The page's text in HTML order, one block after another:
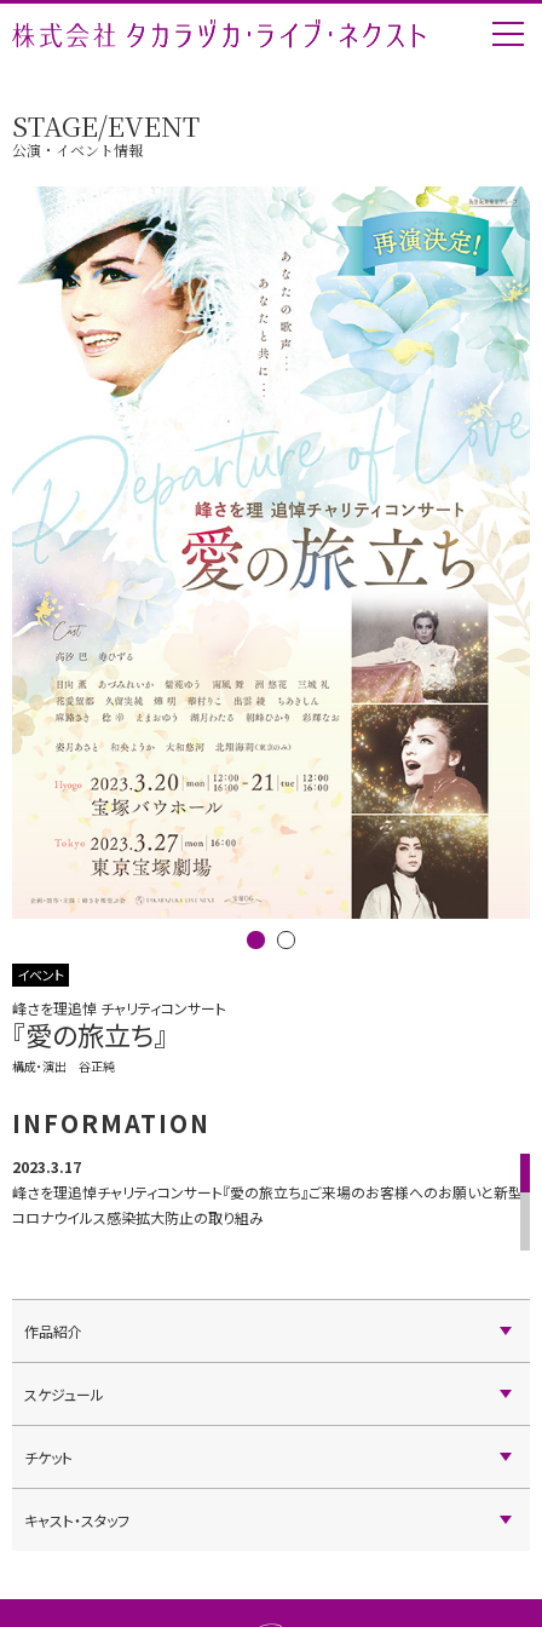
STAGE/EVENT
公演・イベント情報
イベント
峰さを理追悼 チャリティコンサート
『愛の旅立ち』
構成・演出 谷正純
INFORMATION
2023.3.17
峰さを理追悼チャリティコンサート『愛の旅立ち』ご来場のお客様へのお願いと新型
コロナウイルス感染拡大防止の取り組み
について
2023.2.20
『愛の旅立ち』チケット完売のお知らせ【宝塚・東京】
2022.11.18
【再演】峰さを理追悼チャリティコンサート 開催のお知らせ
作品紹介
スケジュール
チケット
キャスト・スタッフ